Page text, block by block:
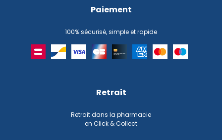
Paiement
100% sécurisé, simple et rapide
Retrait
Retrait dans la pharmacie
en Click & Collect